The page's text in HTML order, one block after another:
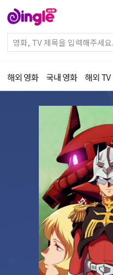
해외 영화 국내 영화 해외 TV